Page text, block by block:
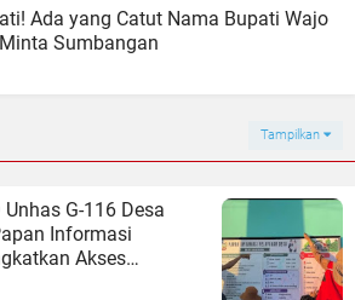
Ada yang Catut Nama Bupati Wajo
Sumbangan
Tampilkan
G-116 Desa
Informasi
Akses